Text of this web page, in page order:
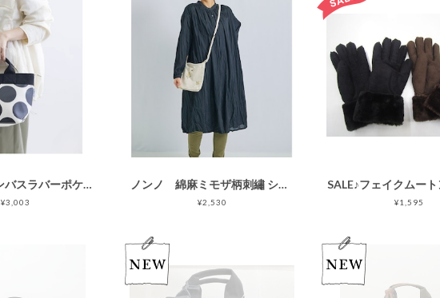
SALE！キャンバスラバーポケット付きミニトートバッグ/3タイプ
¥3,003
ノンノ 綿麻ミモザ柄刺繡 ショルダーバッグ
¥2,530 ¥1,595